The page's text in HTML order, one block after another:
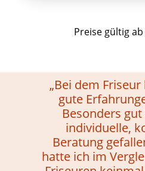
Preise gültig
„Bei dem
gute
Besonders
individuelle,
Beratung
hatte ich im